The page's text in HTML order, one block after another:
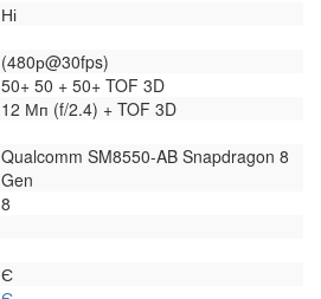
Ні
(480р@30fps)
50+ 50 + 50+ TOF 3D
12 Мп (f/2.4) + TOF 3D
Qualcomm SM8550-AB Snapdragon 8
Gen
8
Є